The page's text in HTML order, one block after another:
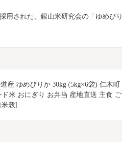
用された、銀山米研究会の「ゆめぴ
産 ゆめぴりか 30kg (5kg×6袋) 仁木町
米 おにぎり お弁当 産地直送 主食
穀]